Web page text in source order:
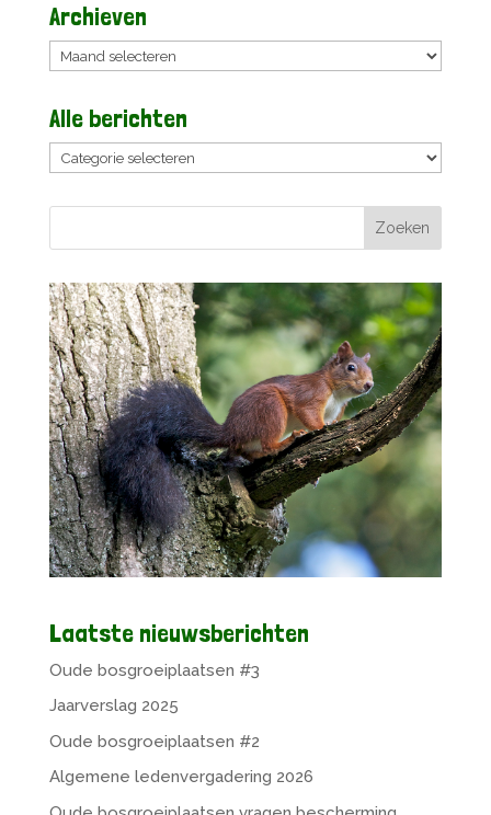
Archieven
Archieven
Alle berichten
Alle
Laatste nieuwsberichten
Oude bosgroeiplaatsen #3
Jaarverslag 2025
Oude bosgroeiplaatsen #2
Algemene ledenvergadering 2026